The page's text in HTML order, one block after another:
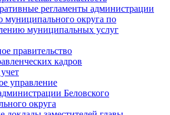
регламенты администрации
муниципального округа по
муниципальных услуг
правительство
кадров
управление
Беловского
округа